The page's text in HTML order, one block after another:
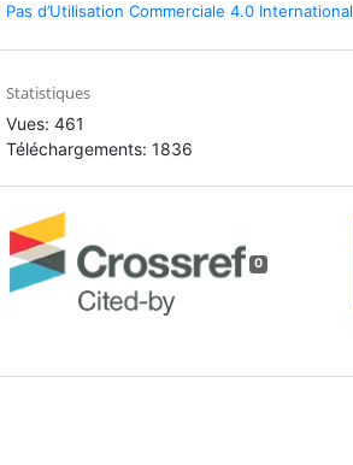
Pas d’Utilisation Commerciale 4.0 International
Statistiques
Vues: 461
Téléchargements: 1836
0